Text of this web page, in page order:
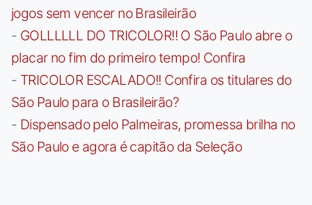
jogos sem vencer no Brasileirão
- GOLLLLLL DO TRICOLOR!! O São Paulo abre o
placar no fim do primeiro tempo! Confira
- TRICOLOR ESCALADO!! Confira os titulares do
São Paulo para o Brasileirão?
- Dispensado pelo Palmeiras, promessa brilha no
São Paulo e agora é capitão da Seleção